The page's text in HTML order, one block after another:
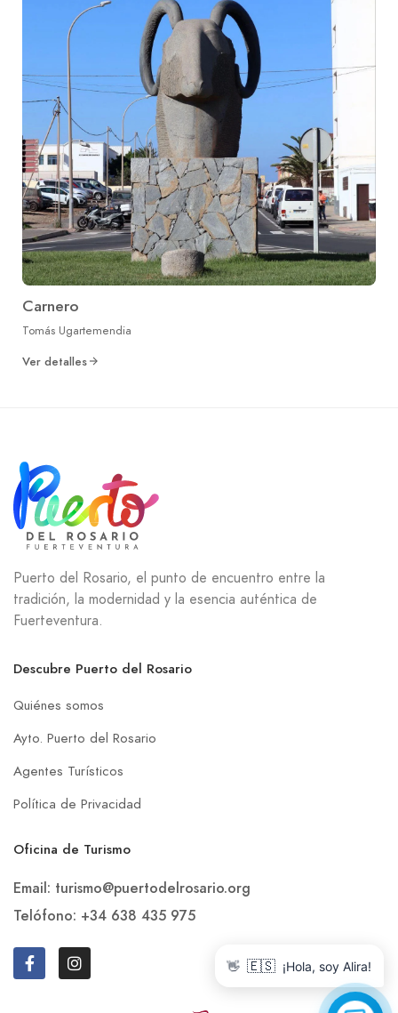
Carnero
Tomás Ugartemendia
Ver detalles
Puerto del Rosario, el punto de encuentro entre la
tradición, la modernidad y la esencia auténtica de
Fuerteventura.
Descubre Puerto del Rosario
Quiénes somos
Ayto. Puerto del Rosario
Agentes Turísticos
Política de Privacidad
Oficina de Turismo
Email: turismo@puertodelrosario.org
Telófono: +34 638 435 975
👋 🇪🇸 ¡Hola, soy Alira!